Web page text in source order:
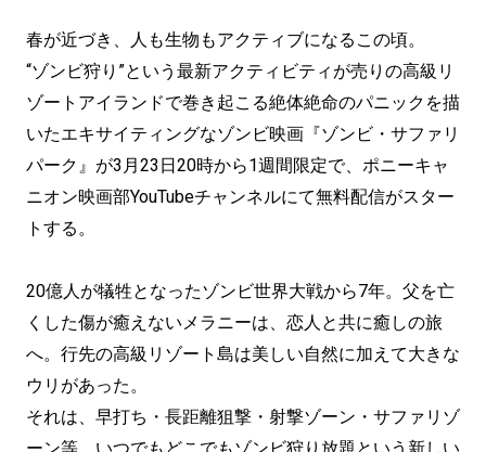
春が近づき、人も生物もアクティブになるこの頃。
“ゾンビ狩り”という最新アクティビティが売りの高級リ
ゾートアイランドで巻き起こる絶体絶命のパニックを描
いたエキサイティングなゾンビ映画『ゾンビ・サファリ
パーク』が3月23日20時から1週間限定で、ポニーキャ
ニオン映画部YouTubeチャンネルにて無料配信がスター
トする。
20億人が犠牲となったゾンビ世界大戦から7年。父を亡
くした傷が癒えないメラニーは、恋人と共に癒しの旅
へ。行先の高級リゾート島は美しい自然に加えて大きな
ウリがあった。
それは、早打ち・長距離狙撃・射撃ゾーン・サファリゾ